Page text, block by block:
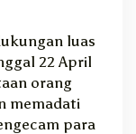
luas
22 April
orang
memadati
para